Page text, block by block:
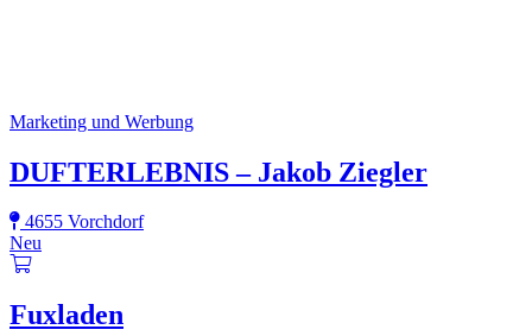
Marketing und Werbung
DUFTERLEBNIS – Jakob Ziegler
4655 Vorchdorf
Neu
Fuxladen